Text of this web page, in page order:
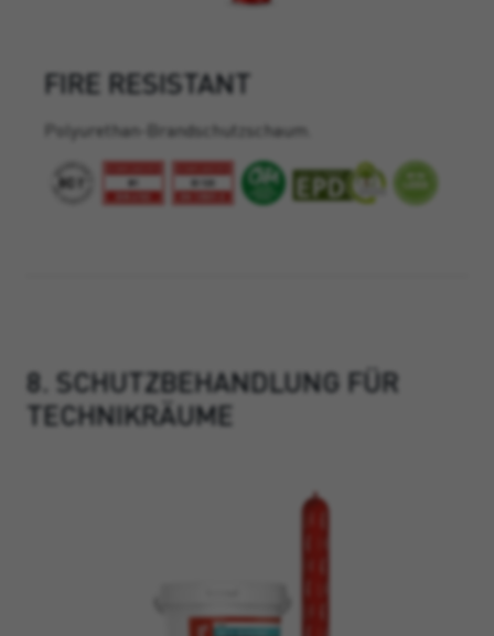
FIRE RESISTANT
Polyurethan-Brandschutzschaum.
8. SCHUTZBEHANDLUNG FÜR
TECHNIKRÄUME